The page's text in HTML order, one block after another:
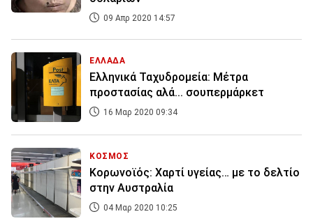
09 Απρ 2020 14:57
ΕΛΛΑΔΑ
Ελληνικά Ταχυδρομεία: Μέτρα
προστασίας αλά... σουπερμάρκετ
16 Μαρ 2020 09:34
ΚΟΣΜΟΣ
Κορωνοϊός: Χαρτί υγείας… με το δελτίο
στην Αυστραλία
04 Μαρ 2020 10:25